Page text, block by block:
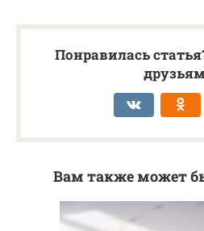
Понравилась
Вам также может